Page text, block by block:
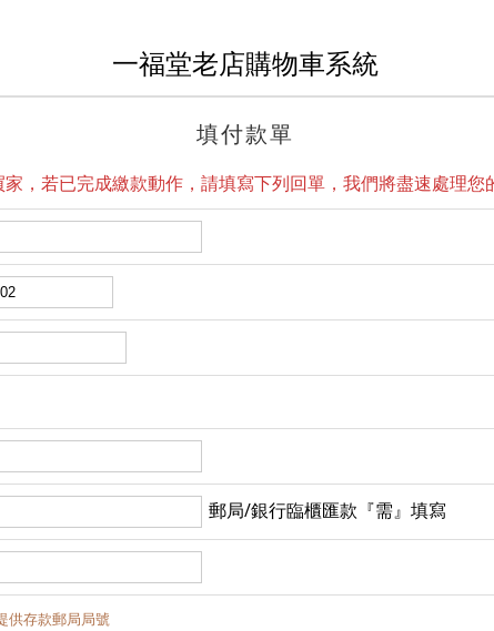
一福堂老店購物車系統
填付款單
家，若已完成繳款動作，請填寫下列回單，我們將盡速處理您
郵局/銀行臨櫃匯款『需』填寫
供存款郵局局號